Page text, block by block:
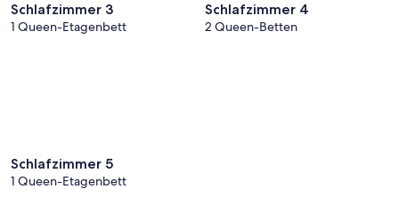
Schlafzimmer 3
1 Queen-Etagenbett
Schlafzimmer 4
2 Queen-Betten
Schlafzimmer 5
1 Queen-Etagenbett